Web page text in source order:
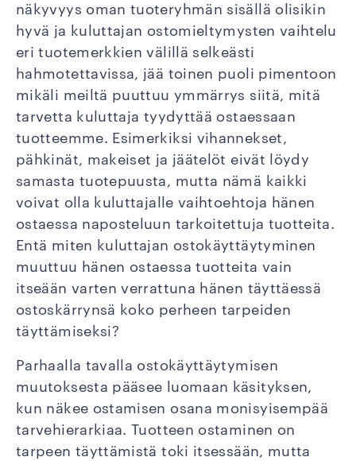
näkyvyys oman tuoteryhmän sisällä olisikin
hyvä ja kuluttajan ostomieltymysten vaihtelu
eri tuotemerkkien välillä selkeästi
hahmotettavissa, jää toinen puoli pimentoon
mikäli meiltä puuttuu ymmärrys siitä, mitä
tarvetta kuluttaja tyydyttää ostaessaan
tuotteemme. Esimerkiksi vihannekset,
pähkinät, makeiset ja jäätelöt eivät löydy
samasta tuotepuusta, mutta nämä kaikki
voivat olla kuluttajalle vaihtoehtoja hänen
ostaessa naposteluun tarkoitettuja tuotteita.
Entä miten kuluttajan ostokäyttäytyminen
muuttuu hänen ostaessa tuotteita vain
itseään varten verrattuna hänen täyttäessä
ostoskärrynsä koko perheen tarpeiden
täyttämiseksi?
Parhaalla tavalla ostokäyttäytymisen
muutoksesta pääsee luomaan käsityksen,
kun näkee ostamisen osana monisyisempää
tarvehierarkiaa. Tuotteen ostaminen on
tarpeen täyttämistä toki itsessään, mutta